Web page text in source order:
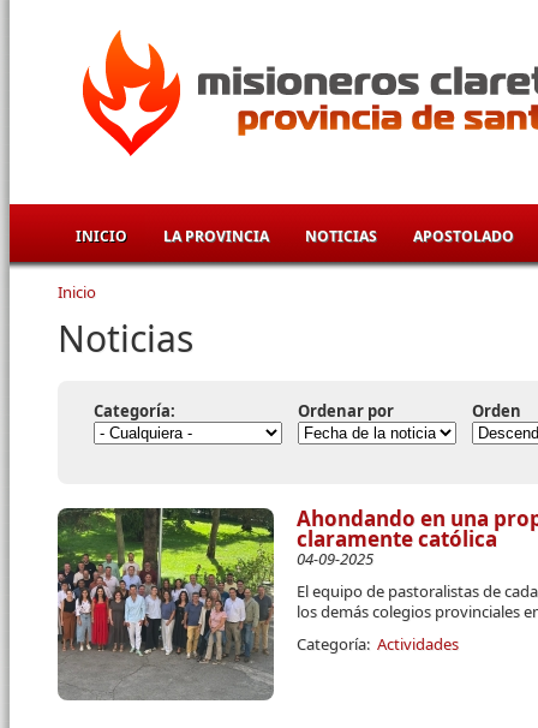
INICIO LA PROVINCIA NOTICIAS APOSTOLADO
Se encuentra usted aquí
Inicio
Noticias
Categoría: Ordenar por Orden
Ahondando en una
claramente católica
04-09-2025
El equipo de pastoralistas de
los demás colegios provinciales
Categoría: Actividades